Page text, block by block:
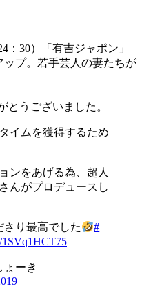
：30）「有吉ジャポン」
プ。若手芸人の妻たちが
とうございました。
イムを獲得するため
ンをあげる為、超人
んがプロデュースし
り最高でした
#
1SVq1HCT75
ーき